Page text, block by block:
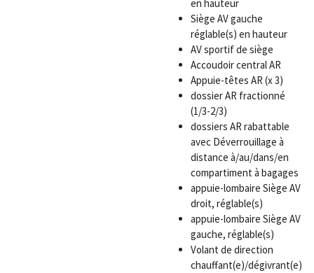
en hauteur
Siège AV gauche
réglable(s) en hauteur
AV sportif de siège
Accoudoir central AR
Appuie-têtes AR (x 3)
dossier AR fractionné
(1/3-2/3)
dossiers AR rabattable
avec Déverrouillage à
distance à/au/dans/en
compartiment à bagages
appuie-lombaire Siège AV
droit, réglable(s)
appuie-lombaire Siège AV
gauche, réglable(s)
Volant de direction
chauffant(e)/dégivrant(e)